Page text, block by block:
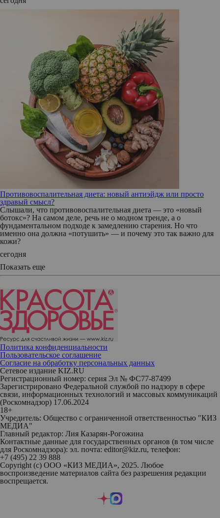
Противовоспалительная диета: новый антиэйдж или просто
здравый смысл?
Слышали, что противовоспалительная диета — это «новый
ботокс»? На самом деле, речь не о модном тренде, а о
фундаментальном подходе к замедлению старения. Но что
именно она должна «потушить» — и почему это так важно для
кожи?
сегодня
Показать еще
Политика конфиденциальности
Пользовательское соглашение
Согласие на обработку персональных данных
Сетевое издание KIZ.RU
Регистрационный номер: серия Эл № ФС77-87499
Зарегистрировано Федеральной службой по надзору в сфере
связи, информационных технологий и массовых коммуникаций
(Роскомнадзор) 17.06.2024
18+
Учредитель: Общество с ограниченной ответственностью "КИЗ
МЕДИА"
Главный редактор: Лия Казарян-Рогожина
Контактные данные для государственных органов (в том числе
для Роскомнадзора): эл. почта: editor@kiz.ru, телефон:
+7 (495) 22 39 888
Copyright (с) ООО «КИЗ МЕДИА», 2025. Любое
воспроизведение материалов сайта без разрешения редакции
воспрещается.